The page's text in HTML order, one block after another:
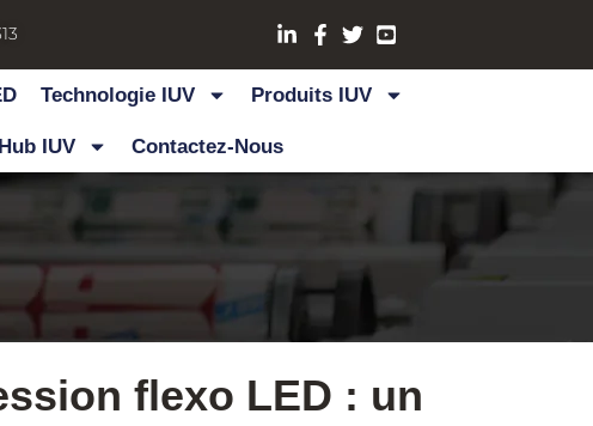
Technologie IUV Produits IUV
Hub IUV Contactez-Nous
flexo LED : un